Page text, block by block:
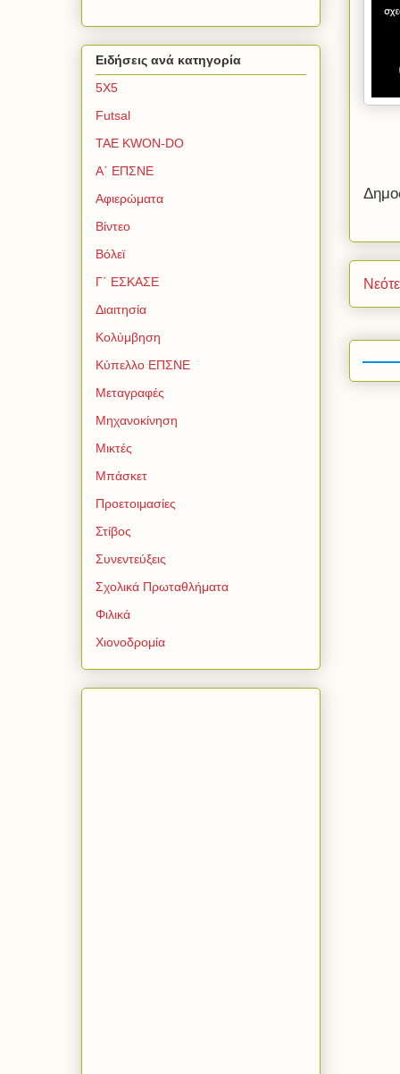
Ειδήσεις ανά κατηγορία
5Χ5
Futsal
TAE KWON-DO
Α΄ ΕΠΣΝΕ
Αφιερώματα
Βίντεο
Βόλεϊ
Γ΄ ΕΣΚΑΣΕ
Διαιτησία
Κολύμβηση
Κύπελλο ΕΠΣΝΕ
Μεταγραφές
Μηχανοκίνηση
Μικτές
Μπάσκετ
Προετοιμασίες
Στίβος
Συνεντεύξεις
Σχολικά Πρωταθλήματα
Φιλικά
Χιονοδρομία